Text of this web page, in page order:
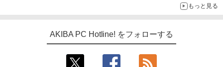
もっと見る
AKIBA PC Hotline! をフォローする